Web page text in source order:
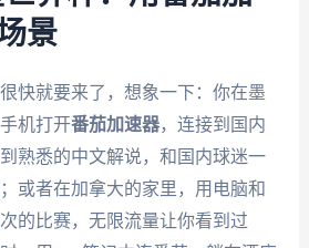
景
快就要来了，想象一下：你在墨
机打开番茄加速器，连接到国内
熟悉的中文解说，和国内球迷一
或者在加拿大的家里，用电脑和
的比赛，无限流量让你看到过